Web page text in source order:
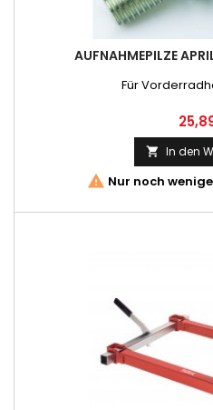
AUFNAHMEPILZE
Für
Preis
 In den
 Nur noch